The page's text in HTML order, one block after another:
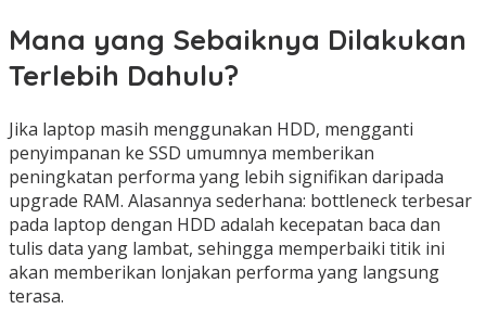
Mana yang Sebaiknya Dilakukan
Terlebih Dahulu?
Jika laptop masih menggunakan HDD, mengganti
penyimpanan ke SSD umumnya memberikan
peningkatan performa yang lebih signifikan daripada
upgrade RAM. Alasannya sederhana: bottleneck terbesar
pada laptop dengan HDD adalah kecepatan baca dan
tulis data yang lambat, sehingga memperbaiki titik ini
akan memberikan lonjakan performa yang langsung
terasa.